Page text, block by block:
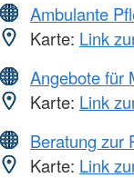
Ambulante
Karte: Link
Angebote für
Karte: Link
Beratung zur
Karte: Link